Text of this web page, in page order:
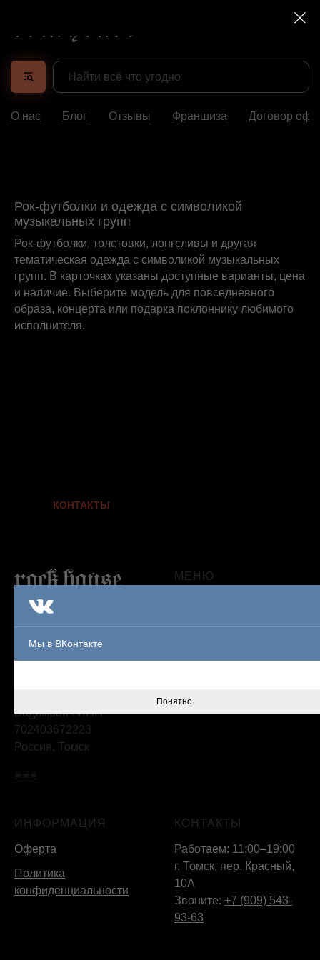
О нас Блог Отзывы Франшиза Договор
Рок-футболки и одежда с символикой
музыкальных групп
Рок-футболки, толстовки, лонгсливы и другая
тематическая одежда с символикой музыкальных
групп. В карточках указаны доступные варианты, цена
и наличие. Выберите модель для повседневного
образа, концерта или подарка поклоннику любимого
исполнителя.
КОНТАКТЫ
© Rock House | est. 2013
Вадимович ИНН
702403672223
Россия, Томск
☠☠☠
МЕНЮ
Блог
Записаться на пирсинг
ИНФОРМАЦИЯ
Оферта
Политика
конфиденциальности
КОНТАКТЫ
Работаем: 11:00–19:00
г. Томск, пер. Красный,
10А
Звоните: +7 (909) 543-
93-63
Мы в ВКонтакте
Понятно